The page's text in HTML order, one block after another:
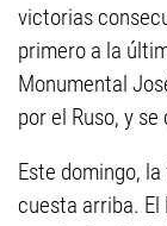
victorias
primero a la
Monumental
por el Ruso, y
Este domingo,
cuesta arriba. El